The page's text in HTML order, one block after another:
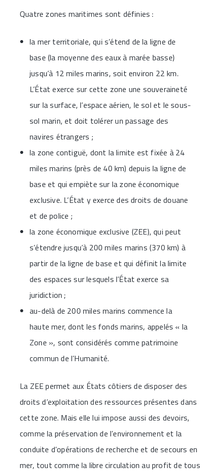
Quatre zones maritimes sont définies :
la mer territoriale, qui s’étend de la ligne de
base (la moyenne des eaux à marée basse)
jusqu’à 12 miles marins, soit environ 22 km.
L’État exerce sur cette zone une souveraineté
sur la surface, l’espace aérien, le sol et le sous-
sol marin, et doit tolérer un passage des
navires étrangers ;
la zone contiguë, dont la limite est fixée à 24
miles marins (près de 40 km) depuis la ligne de
base et qui empiète sur la zone économique
exclusive. L’État y exerce des droits de douane
et de police ;
la zone économique exclusive (ZEE), qui peut
s’étendre jusqu’à 200 miles marins (370 km) à
partir de la ligne de base et qui définit la limite
des espaces sur lesquels l’État exerce sa
juridiction ;
au-delà de 200 miles marins commence la
haute mer, dont les fonds marins, appelés « la
Zone », sont considérés comme patrimoine
commun de l’Humanité.
La ZEE permet aux États côtiers de disposer des
droits d’exploitation des ressources présentes dans
cette zone. Mais elle lui impose aussi des devoirs,
comme la préservation de l’environnement et la
conduite d’opérations de recherche et de secours en
mer, tout comme la libre circulation au profit de tous